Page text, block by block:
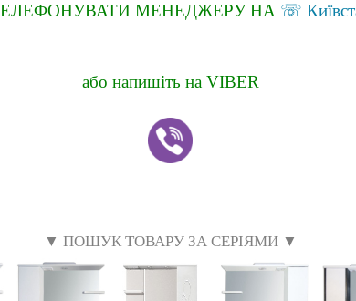
МЕНЕДЖЕРУ НА ☏
або напишіть на VIBER
▼ ПОШУК ТОВАРУ ЗА СЕРІЯМИ ▼